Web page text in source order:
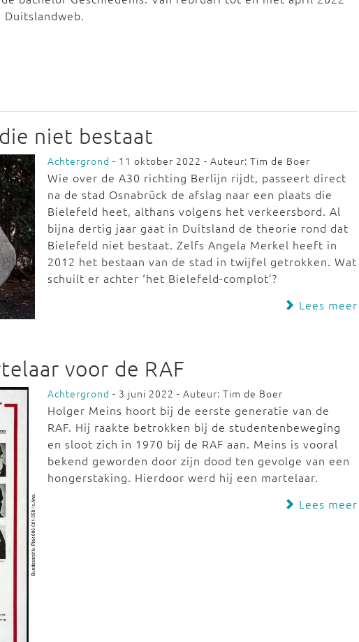
niet bestaat
Achtergrond - 11 oktober 2022 - Auteur: Tim de Boer
Wie over de A30 richting Berlijn rijdt, passeert direct
na de stad Osnabrück de afslag naar een plaats die
Bielefeld heet, althans volgens het verkeersbord. Al
bijna dertig jaar gaat in Duitsland de theorie rond dat
Bielefeld niet bestaat. Zelfs Angela Merkel heeft in
2012 het bestaan van de stad in twijfel getrokken. Wat
schuilt er achter ‘het Bielefeld-complot’?
Lees meer
voor de RAF
Achtergrond - 3 juni 2022 - Auteur: Tim de Boer
Holger Meins hoort bij de eerste generatie van de
RAF. Hij raakte betrokken bij de studentenbeweging
en sloot zich in 1970 bij de RAF aan. Meins is vooral
bekend geworden door zijn dood ten gevolge van een
hongerstaking. Hierdoor werd hij een martelaar.
Lees meer